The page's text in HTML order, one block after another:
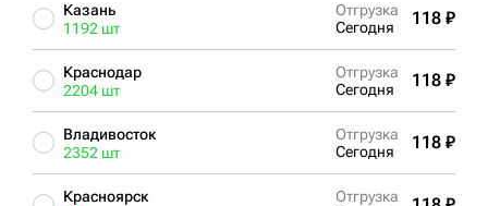
Казань
1192 шт
Отгрузка
Сегодня
118 ₽
Краснодар
2204 шт
Отгрузка
Сегодня
118 ₽
Владивосток
2352 шт
Отгрузка
Сегодня
118 ₽
Красноярск
Отгрузка